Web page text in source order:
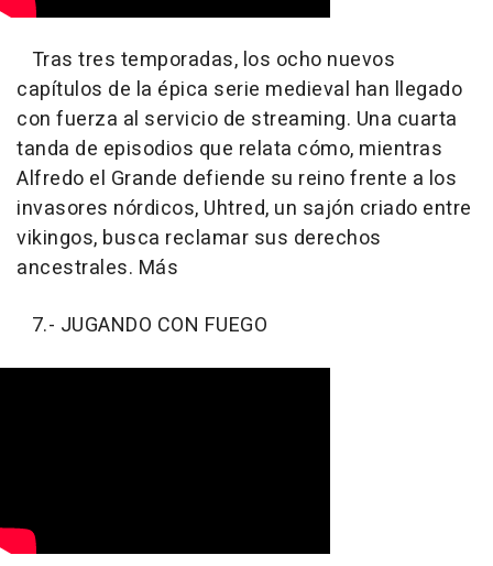
Tras tres temporadas, los ocho nuevos
capítulos de la épica serie medieval han llegado
con fuerza al servicio de streaming. Una cuarta
tanda de episodios que relata cómo, mientras
Alfredo el Grande defiende su reino frente a los
invasores nórdicos, Uhtred, un sajón criado entre
vikingos, busca reclamar sus derechos
ancestrales. Más
7.- JUGANDO CON FUEGO